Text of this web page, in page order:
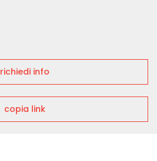
richiedi info
copia link